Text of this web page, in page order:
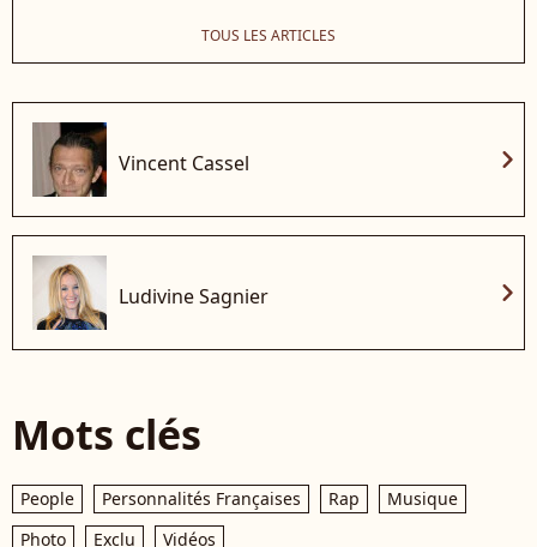
TOUS LES ARTICLES
Vincent Cassel chevron_right
Ludivine Sagnier chevron_right
Mots clés
People Personnalités Françaises Rap
Musique
Photo
Exclu Vidéos